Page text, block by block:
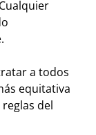
a todos
equitativa
del